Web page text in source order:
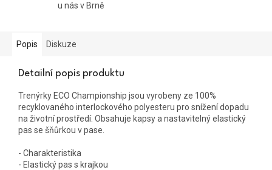
u nás v Brně
Popis Diskuze
Detailní popis produktu
Trenýrky ECO Championship jsou vyrobeny ze 100%
recyklovaného interlockového polyesteru pro snížení dopadu
na životní prostředí. Obsahuje kapsy a nastavitelný elastický
pas se šňůrkou v pase.
- Charakteristika
- Elastický pas s krajkou